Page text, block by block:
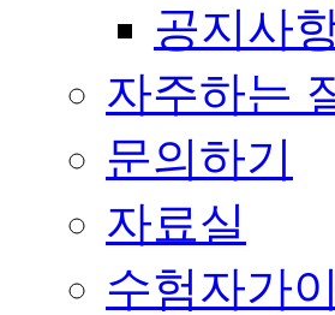
공지사
자주하는
문의하기
자료실
수험자가